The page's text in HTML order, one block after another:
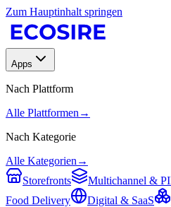
Zum Hauptinhalt springen
Apps
Nach Plattform
Alle Plattformen →
Nach Kategorie
Alle Kategorien →
Storefronts
Multichannel &
Food Delivery
Digital & SaaS